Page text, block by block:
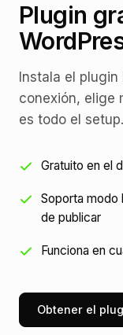
Plugin
Instala el
conexión, elige
es todo el setup.
Gratuito en el
Soporta modo
de publicar
Funciona en
Obtener el